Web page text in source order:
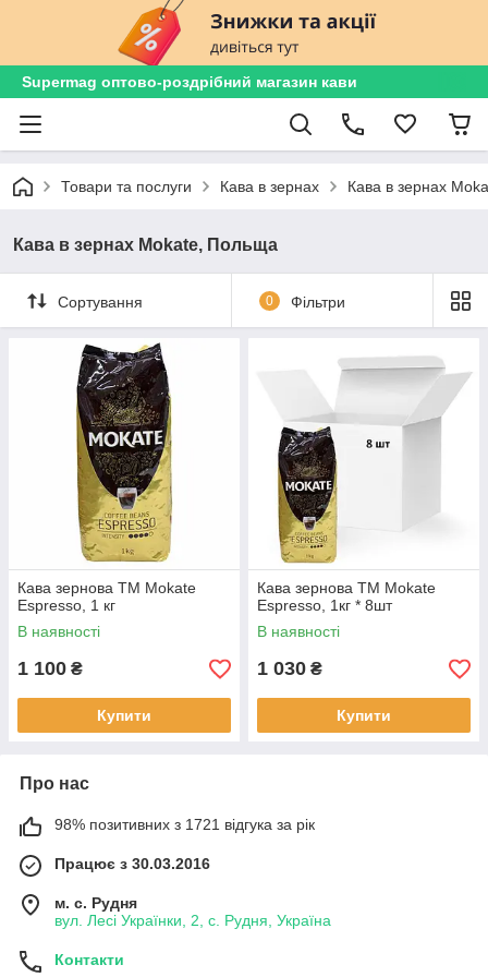
Supermag оптово-роздрібний магазин кави
Товари та послуги Кава в зернах Кава в зернах
Кава в зернах Mokate, Польща
Сортування 0 Фільтри
Кава зернова ТМ Mokate
Espresso, 1 кг
В наявності
1 100 ₴
Купити
Кава зернова ТМ Mokate
Espresso, 1кг * 8шт
В наявності
1 030 ₴
Купити
Про нас
98% позитивних з 1721 відгука за рік
Працює з 30.03.2016
м. с. Рудня
вул. Лесі Українки, 2, с. Рудня, Україна
Контакти